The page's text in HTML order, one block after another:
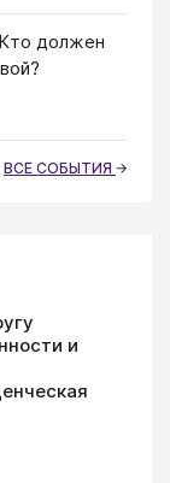
должен
ВСЕ СОБЫТИЯ
и